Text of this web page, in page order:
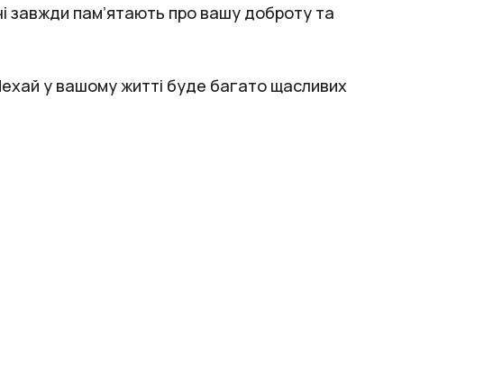
завжди пам’ятають про вашу доброту та
у вашому житті буде багато щасливих